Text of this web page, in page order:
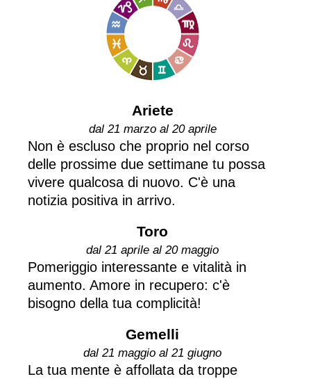
Ariete
dal 21 marzo al 20 aprile
Non è escluso che proprio nel corso
delle prossime due settimane tu possa
vivere qualcosa di nuovo. C'è una
notizia positiva in arrivo.
Toro
dal 21 aprile al 20 maggio
Pomeriggio interessante e vitalità in
aumento. Amore in recupero: c'è
bisogno della tua complicità!
Gemelli
dal 21 maggio al 21 giugno
La tua mente è affollata da troppe